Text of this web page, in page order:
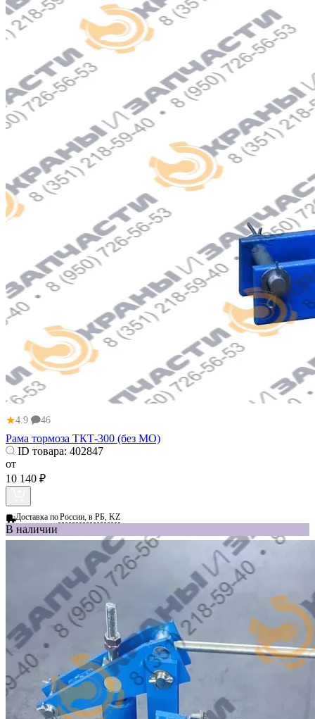
★4.9 46
Рама тормоза ТКТ-300 (без МО)
ID товара: 402847
от
10 140 ₽
Доставка поРоссии, в РБ, KZ
В наличии